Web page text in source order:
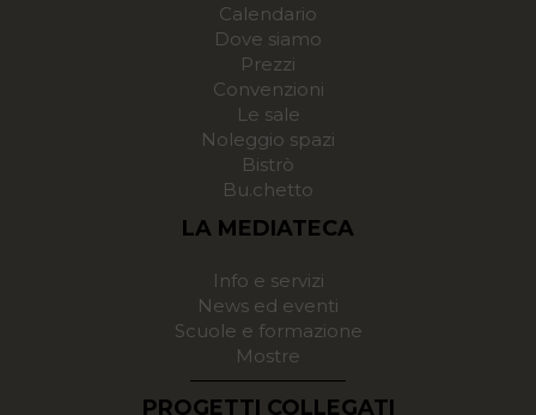
Calendario
Dove siamo
Prezzi
Convenzioni
Le sale
Noleggio spazi
Bistrò
Bu.chetto
LA MEDIATECA
Info e servizi
News ed eventi
Scuole e formazione
Mostre
PROGETTI COLLEGATI